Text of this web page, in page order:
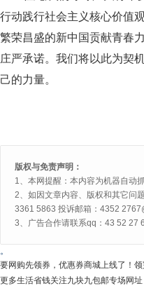
行动践行社会主义核心价值
繁荣昌盛的新中国贡献青春
庄严承诺。我们将以此为契
己的力量。
版权与免责声明：
1、本网提醒：本内容为机器自动
2、如因文章内容、版权和其它问
3361 5863 投诉邮箱：4352
3、广告合作请联系qq：43 52 27
。
要网购先领券，优惠券商城上线了！
更多生活省钱关注九块九包邮专场网址